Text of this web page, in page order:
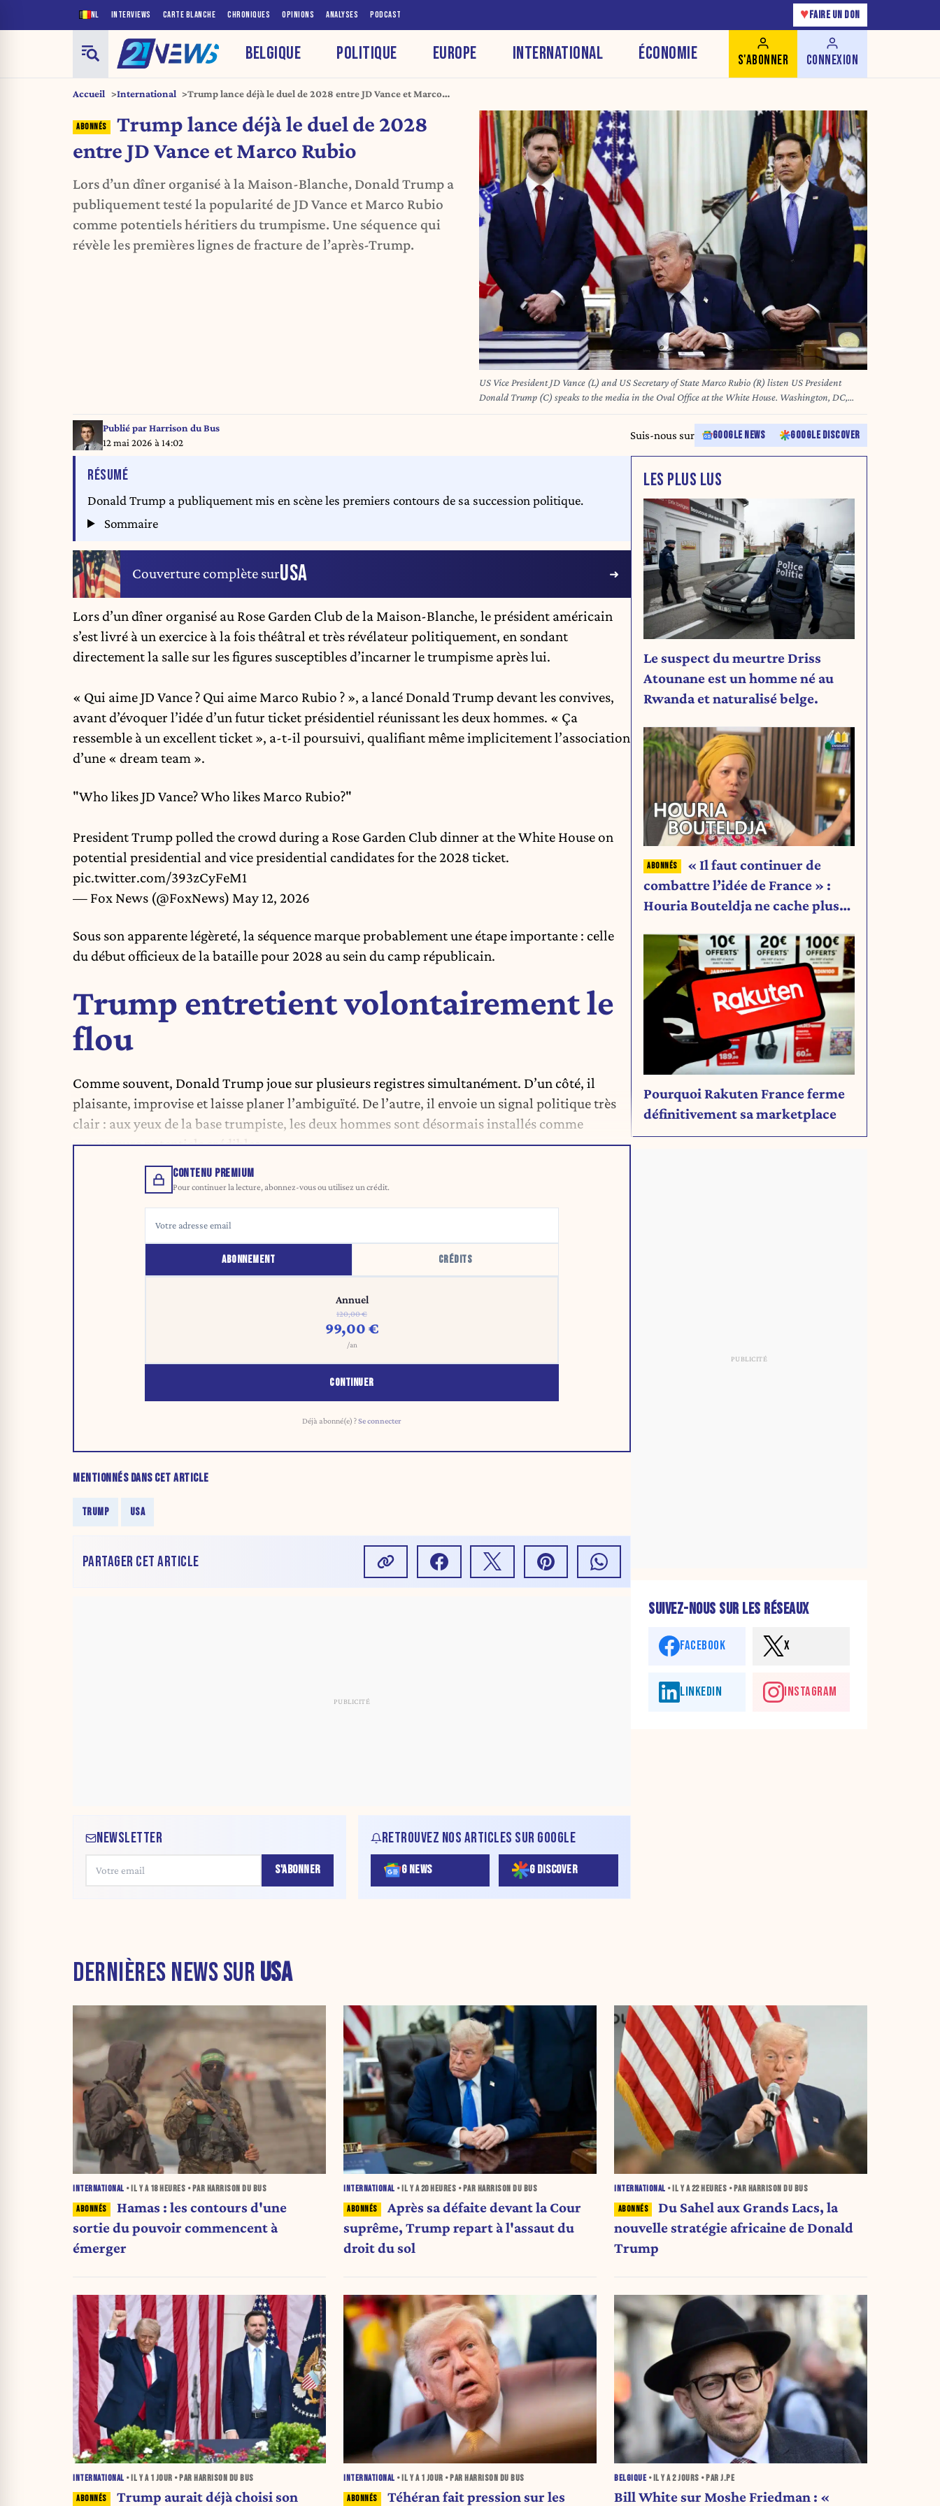
NL INTERVIEWS CARTE BLANCHE CHRONIQUES OPINIONS ANALYSES PODCAST ♥ FAIRE UN DON
BELGIQUE POLITIQUE EUROPE INTERNATIONAL ÉCONOMIE S'ABONNER CONNEXION
Accueil International
Trump lance déjà le duel de 2028 entre JD Vance et Marco
Trump lance déjà le duel de 2028
entre JD Vance et Marco Rubio
Lors d’un dîner organisé à la Maison-Blanche, Donald Trump a
publiquement testé la popularité de JD Vance et Marco Rubio
comme potentiels héritiers du trumpisme. Une séquence qui
révèle les premières lignes de fracture de l’après-Trump.
US Vice President JD Vance (L) and US Secretary of State Marco Rubio (R) listen US President
Donald Trump (C) speaks to the media in the Oval Office at the White House. Washington, DC,
USA, 23 April 2026. President Trump met with Lebanese and Israeli envoys at the White House for a
Publié parHarrison du Bus
12 mai 2026 à 14:02
Suis-nous sur GOOGLE NEWS GOOGLE DISCOVER
RÉSUMÉDE L'ARTICLE
Donald Trump a publiquement mis en scène les premiers contours de sa succession politique.
Sommaire
Couverture complète surUSA
Lors d’un dîner organisé au Rose Garden Club de laMaison-Blanche, le président américain
s’est livré à un exercice à la fois théâtral et très révélateur politiquement, en sondant
directement la salle sur les figures susceptibles d’incarner le trumpisme après lui.
« Qui aime JD Vance ? Qui aime Marco Rubio ? », a lancé Donald Trump devant les convives,
avant d’évoquer l’idée d’un futur ticket présidentiel réunissant les deux hommes. « Ça
ressemble à un excellent ticket », a-t-il poursuivi, qualifiant même implicitement l’association
d’une « dream team ».
"Who likes JD Vance? Who likes Marco Rubio?"
President Trump polled the crowd during a Rose Garden Club dinner at the White House on
potential presidential and vice presidential candidates for the 2028 ticket.
pic.twitter.com/393zCyFeM1
— Fox News (@FoxNews) May 12, 2026
Sous son apparente légèreté, la séquence marque probablement une étape importante : celle
du début officieux de la bataille pour 2028 au sein du camp républicain.
Trump entretient volontairement le
flou
Comme souvent, Donald Trump joue sur plusieurs registres simultanément. D’un côté, il
plaisante, improvise et laisse planer l’ambiguïté. De l’autre, il envoie un signal politique très
clair : aux yeux de la base trumpiste, les deux hommes sont désormais installés comme
successeurs potentiels crédibles.
CONTENU PREMIUM
Pour continuer la lecture, abonnez-vous ou utilisez un crédit.
ABONNEMENT CRÉDITS
Annuel
120,00 €
99,00 €
/an
CONTINUER
Déjà abonné(e) ?Se connecter
MENTIONNÉS DANS CET ARTICLE
TRUMP USA
PARTAGER CET ARTICLE
NEWSLETTER
S'ABONNER
RETROUVEZ NOS ARTICLES SUR GOOGLE
G NEWS G DISCOVER
LES PLUS LUS
Le suspect du meurtre Driss
Atounane est un homme né au
Rwanda et naturalisé belge.
« Il faut continuer de
combattre l’idée de France » :
Houria Bouteldja ne cache plus
Pourquoi Rakuten France ferme
définitivement sa marketplace
SUIVEZ-NOUS SUR LES RÉSEAUX
FACEBOOK X
LINKEDIN INSTAGRAM
DERNIÈRES NEWS SUR USA
INTERNATIONAL • IL Y A 18 HEURES • PAR HARRISON DU BUS
Hamas : les contours d'une
sortie du pouvoir commencent à
émerger
INTERNATIONAL • IL Y A20 HEURES • PAR HARRISON DU BUS
Après sa défaite devant la Cour
suprême, Trump repart à l'assaut du
droit du sol
INTERNATIONAL • IL Y A22 HEURES • PAR HARRISON DU BUS
Du Sahel aux Grands Lacs, la
nouvelle stratégie africaine de Donald
Trump
INTERNATIONAL • IL Y A 1 JOUR • PAR HARRISON DU BUS
Trump aurait déjà choisi son
INTERNATIONAL • IL Y A 1 JOUR • PAR HARRISON DU BUS
Téhéran fait pression sur les
BELGIQUE • IL Y A2 JOURS • PAR J.PE
Bill White sur Moshe Friedman : «